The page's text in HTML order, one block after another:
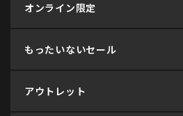
オンライン限定
もったいないセール
アウトレット